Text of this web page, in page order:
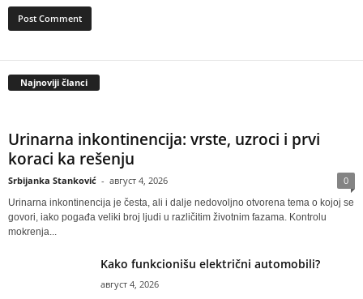
Najnoviji članci
Urinarna inkontinencija: vrste, uzroci i prvi
koraci ka rešenju
Srbijanka Stanković - август 4, 2026 0
Urinarna inkontinencija je česta, ali i dalje nedovoljno otvorena tema o kojoj se
govori, iako pogađa veliki broj ljudi u različitim životnim fazama. Kontrolu
mokrenja...
Kako funkcionišu električni automobili?
август 4, 2026